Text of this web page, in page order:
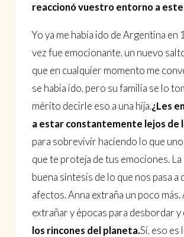
reaccionó vuestro entorno a
Yo ya me había ido de Argentina en
vez fue emocionante, un nuevo
que en cualquier momento me
se había ido, pero su familia se lo
mérito decirle eso a una hija.¿Les
a estar constantemente lejos de
para sobrevivir haciendo lo que
que te proteja de tus emociones.
buena síntesis de lo que nos pasa
afectos. Anna extraña un poco
extrañar y épocas para desbordar
los rincones del planeta.Sí, eso es